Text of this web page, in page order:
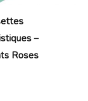
–
Roses